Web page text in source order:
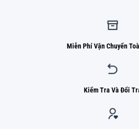
Miễn Phí Vận Chuyển
Kiểm Tra Và Đổi